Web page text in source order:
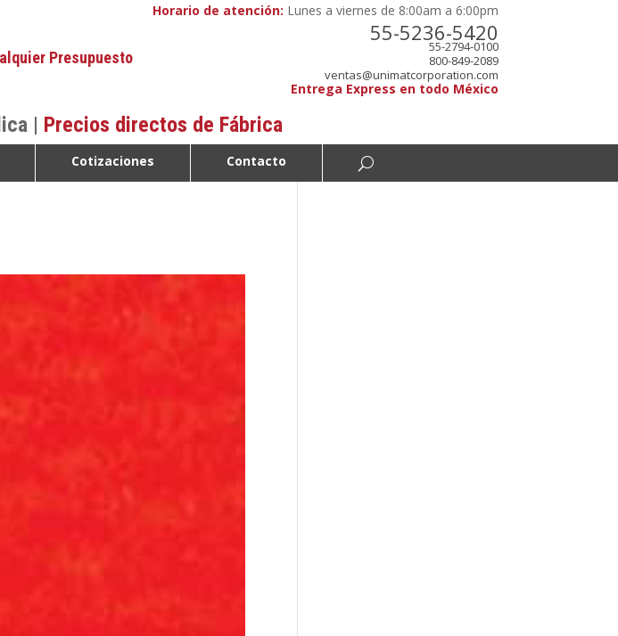
Horario de atención: Lunes a viernes de 8:00am a 6:00pm
Presupuesto
55-5236-5420
55-2794-0100
800-849-2089
ventas@unimatcorporation.com
Entrega Express en todo México
| Precios directos de Fábrica
Cotizaciones Contacto